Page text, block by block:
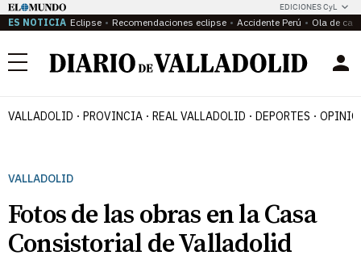
EDICIONES CyL
ES NOTICIA Eclipse Recomendaciones eclipse Accidente Perú Ola de
Menú
VALLADOLID PROVINCIA REAL VALLADOLID DEPORTES
VALLADOLID
Fotos de las obras en la Casa
Consistorial de Valladolid